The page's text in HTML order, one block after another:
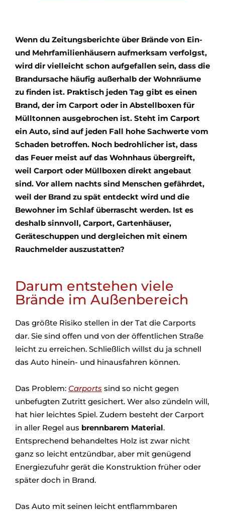
Wenn du Zeitungsberichte über Brände von Ein-
und Mehrfamilienhäusern aufmerksam verfolgst,
wird dir vielleicht schon aufgefallen sein, dass die
Brandursache häufig außerhalb der Wohnräume
zu finden ist. Praktisch jeden Tag gibt es einen
Brand, der im Carport oder in Abstellboxen für
Mülltonnen ausgebrochen ist. Steht im Carport
ein Auto, sind auf jeden Fall hohe Sachwerte vom
Schaden betroffen. Noch bedrohlicher ist, dass
das Feuer meist auf das Wohnhaus übergreift,
weil Carport oder Müllboxen direkt angebaut
sind. Vor allem nachts sind Menschen gefährdet,
weil der Brand zu spät entdeckt wird und die
Bewohner im Schlaf überrascht werden. Ist es
deshalb sinnvoll, Carport, Gartenhäuser,
Geräteschuppen und dergleichen mit einem
Rauchmelder auszustatten?
Darum entstehen viele
Brände im Außenbereich
Das größte Risiko stellen in der Tat die Carports
dar. Sie sind offen und von der öffentlichen Straße
leicht zu erreichen. Schließlich willst du ja schnell
das Auto hinein- und hinausfahren können.
Das Problem: Carports sind so nicht gegen
unbefugten Zutritt gesichert. Wer also zündeln will,
hat hier leichtes Spiel. Zudem besteht der Carport
in aller Regel aus brennbarem Material.
Entsprechend behandeltes Holz ist zwar nicht
ganz so leicht entzündbar, aber mit genügend
Energiezufuhr gerät die Konstruktion früher oder
später doch in Brand.
Das Auto mit seinen leicht entflammbaren